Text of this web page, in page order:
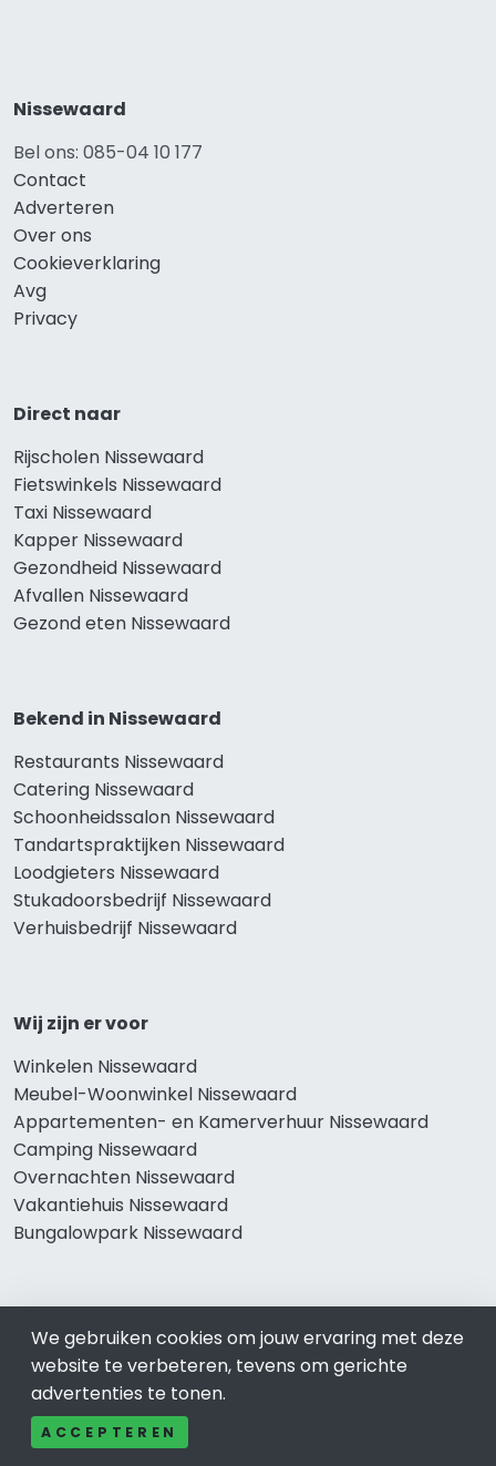
Nissewaard
Bel ons: 085-04 10 177
Contact
Adverteren
Over ons
Cookieverklaring
Avg
Privacy
Direct naar
Rijscholen Nissewaard
Fietswinkels Nissewaard
Taxi Nissewaard
Kapper Nissewaard
Gezondheid Nissewaard
Afvallen Nissewaard
Gezond eten Nissewaard
Bekend in Nissewaard
Restaurants Nissewaard
Catering Nissewaard
Schoonheidssalon Nissewaard
Tandartspraktijken Nissewaard
Loodgieters Nissewaard
Stukadoorsbedrijf Nissewaard
Verhuisbedrijf Nissewaard
Wij zijn er voor
Winkelen Nissewaard
Meubel-Woonwinkel Nissewaard
Appartementen- en Kamerverhuur Nissewaard
Camping Nissewaard
Overnachten Nissewaard
Vakantiehuis Nissewaard
Bungalowpark Nissewaard
Thema’s
Klussenbedrijf Nissewaard
Notarissen Nissewaard
Taxateurs Nissewaard
Schoonmaakbedrijf Nissewaard
We gebruiken cookies om jouw ervaring met deze
website te verbeteren, tevens om gerichte
advertenties te tonen.
ACCEPTEREN